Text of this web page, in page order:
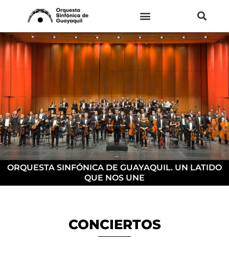
contenido
ORQUESTA SINFÓNICA DE GUAYAQUIL. UN LATIDO
QUE NOS UNE
CONCIERTOS